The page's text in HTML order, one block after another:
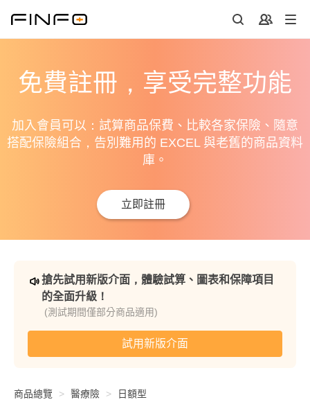
免費註冊，享受完整功能
加入會員可以：試算商品保費、比較各家保險、隨意
搭配保險組合，告別難用的 EXCEL 與老舊的商品資料
庫。
立即註冊
搶先試用新版介面，體驗試算、圖表和保障項目
的全面升級！
(測試期間僅部分商品適用)
試用新版介面
商品總覽 醫療險 日額型